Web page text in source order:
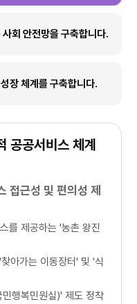
회 안전망을 구축합니다.
장 체계를 구축합니다.
공공서비스 체계
접근성 및 편의성 제
를 제공하는 '농촌 왕진
아가는 이동장터' 및 '식
행복민원실)' 제도 정착